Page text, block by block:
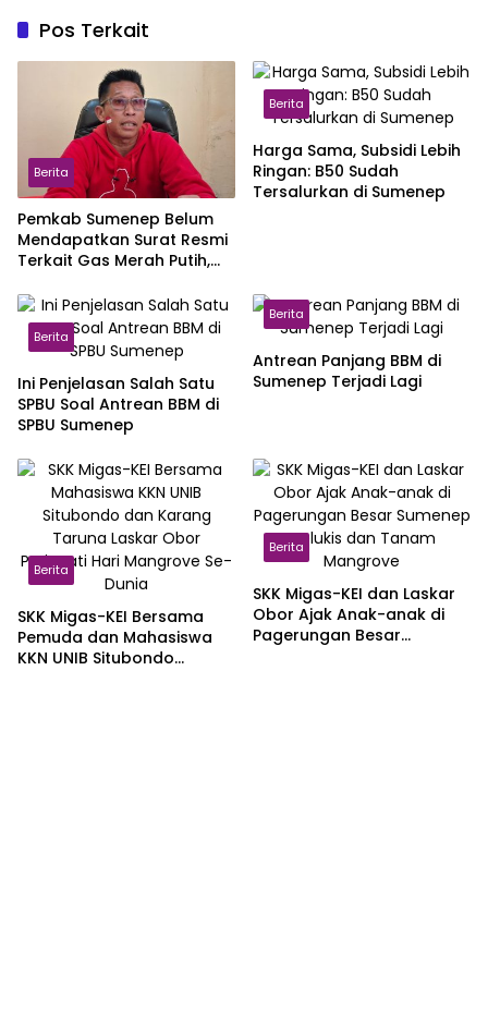
Pos Terkait
Berita
Pemkab Sumenep Belum
Mendapatkan Surat Resmi
Terkait Gas Merah Putih,
Berita
Harga Sama, Subsidi Lebih
Ringan: B50 Sudah
Tersalurkan di Sumenep
Berita
Ini Penjelasan Salah Satu
SPBU Soal Antrean BBM di
SPBU Sumenep
Berita
Antrean Panjang BBM di
Sumenep Terjadi Lagi
Berita
SKK Migas-KEI Bersama
Pemuda dan Mahasiswa
KKN UNIB Situbondo
Berita
SKK Migas-KEI dan Laskar
Obor Ajak Anak-anak di
Pagerungan Besar